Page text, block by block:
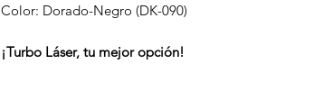
Color: Dorado-Negro (DK-090)
¡Turbo Láser, tu mejor opción!